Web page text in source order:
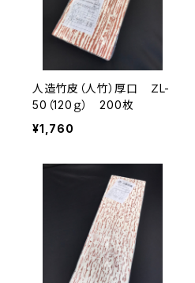
人造竹皮（人竹）厚口 ＺL-
50（120ｇ） 200枚
¥1,760